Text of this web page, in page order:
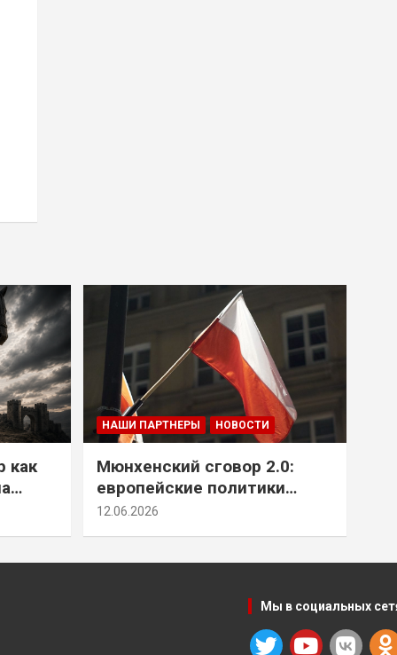
как
юг
НАШИ ПАРТНЕРЫ НОВОСТИ
Мюнхенский сговор 2.0:
европейские политики
снова растят монстра у
12.06.2026
Мы в социальных